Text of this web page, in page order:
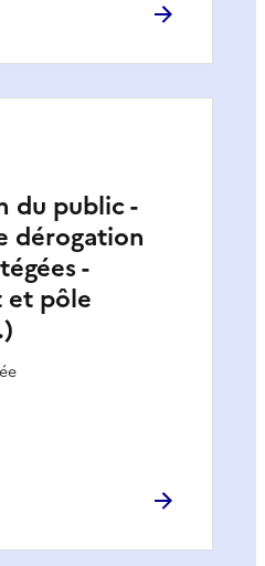
du public -
dérogation
-
et pôle